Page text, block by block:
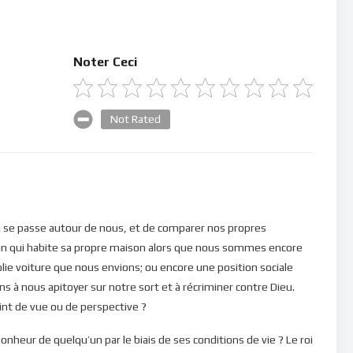
Noter Ceci
Not Rated
passe autour de nous, et de comparer nos propres
qui habite sa propre maison alors que nous sommes encore
voiture que nous envions; ou encore une position sociale
à nous apitoyer sur notre sort et à récriminer contre Dieu.
de vue ou de perspective ?
de quelqu’un par le biais de ses conditions de vie ? Le roi